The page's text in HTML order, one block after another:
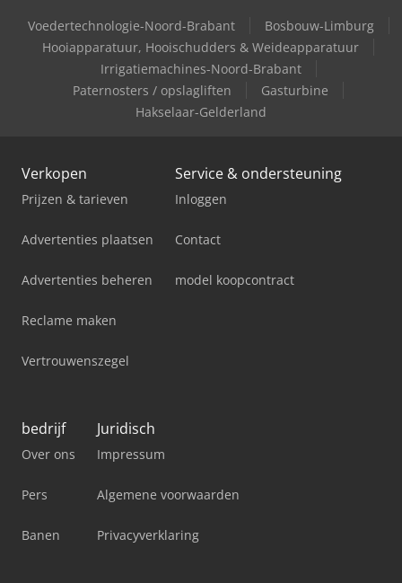
Voedertechnologie-Noord-Brabant
Bosbouw-Limburg
Hooiapparatuur, Hooischudders & Weideapparatuur
Irrigatiemachines-Noord-Brabant
Paternosters / opslagliften
Gasturbine
Hakselaar-Gelderland
Verkopen
Prijzen & tarieven
Advertenties plaatsen
Advertenties beheren
Reclame maken
Vertrouwenszegel
Service & ondersteuning
Inloggen
Contact
model koopcontract
bedrijf
Over ons
Pers
Banen
Juridisch
Impressum
Algemene voorwaarden
Privacyverklaring